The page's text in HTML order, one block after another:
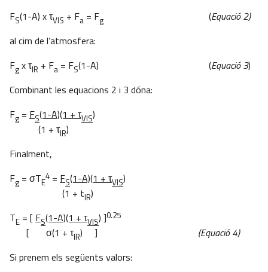
FS(1-A) x τVIS + Fa = Fg (Equació 2)
al cim de l’atmosfera:
Fg x τIR + Fa = FS(1-A) (Equació 3)
Combinant les equacions 2 i 3 dóna:
Fg = FS(1-A)(1 + τVIS)
(1 + τIR)
Finalment,
Fg = σTE
4 = FS(1-A)(1 + τVIS)
(1 + tIR)
TE = [ FS(1-A)(1 + τVIS) ]0.25
[ σ(1 + τIR) ] (Equació 4)
Si prenem els següents valors: